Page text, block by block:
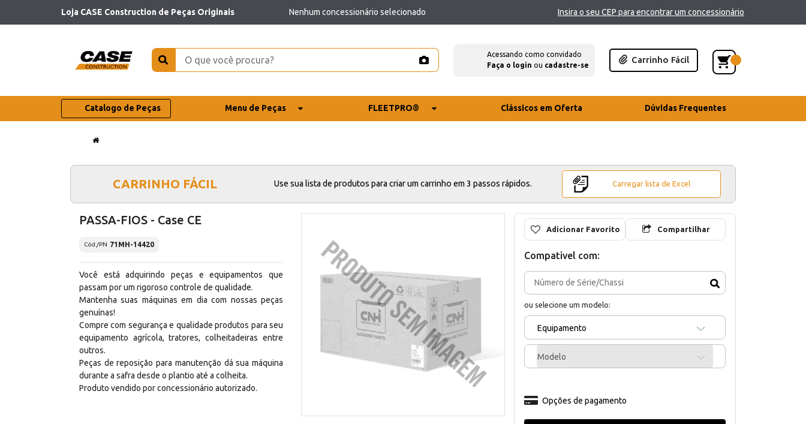
Loja CASE Construction de Peças Originais Nenhum concessionário selecionado Insira o seu CEP para encontrar um concessionário
Acessando como convidado
Faça o login ou cadastre-se
Carrinho Fácil
Catalogo de Peças Menu de Peças FLEETPRO® Clássicos em Oferta Dúvidas Frequentes
CARRINHO FÁCIL Use sua lista de produtos para criar um carrinho em 3 passos rápidos. Carregar lista de Excel
PASSA-FIOS - Case CE
Cód./PN 71MH-14420
Você está adquirindo peças e equipamentos que
passam por um rigoroso controle de qualidade.
Mantenha suas máquinas em dia com nossas peças
genuínas!
Compre com segurança e qualidade produtos para seu
equipamento agrícola, tratores, colheitadeiras entre
outros.
Peças de reposição para manutenção dá sua máquina
durante a safra desde o plantio até a colheita.
Produto vendido por concessionário autorizado.
Adicionar Favorito Compartilhar
Compativel com:
ou selecione um modelo:
Equipamento
Modelo
Opções de pagamento